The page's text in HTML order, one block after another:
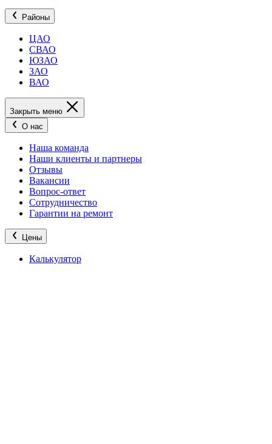
Районы
ЦАО
СВАО
ЮЗАО
ЗАО
ВАО
Закрыть меню
О нас
Наша команда
Наши клиенты и партнеры
Отзывы
Вакансии
Вопрос-ответ
Сотрудничество
Гарантии на ремонт
Цены
Калькулятор